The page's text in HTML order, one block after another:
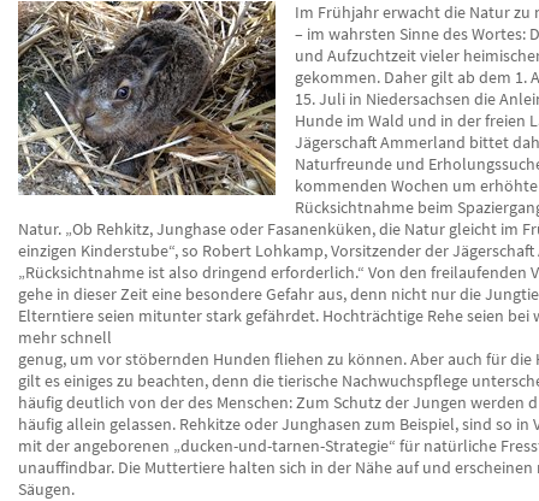
Im Frühjahr erwacht die Natur zu
– im wahrsten Sinne des Wortes:
und Aufzuchtzeit vieler
gekommen. Daher gilt ab dem 1.
15. Juli in Niedersachsen die
Hunde im Wald und in der freien
Jägerschaft Ammerland bittet
Naturfreunde und
kommenden Wochen um erhöhte
Rücksichtnahme beim
Natur. „Ob Rehkitz, Junghase oder Fasanenküken, die Natur gleicht im
einzigen Kinderstube“, so Robert Lohkamp, Vorsitzender der
„Rücksichtnahme ist also dringend erforderlich.“ Von den freilaufenden
gehe in dieser Zeit eine besondere Gefahr aus, denn nicht nur die
Elterntiere seien mitunter stark gefährdet. Hochträchtige Rehe seien bei
mehr schnell
genug, um vor stöbernden Hunden fliehen zu können. Aber auch für die
gilt es einiges zu beachten, denn die tierische Nachwuchspflege
häufig deutlich von der des Menschen: Zum Schutz der Jungen werden
häufig allein gelassen. Rehkitze oder Junghasen zum Beispiel, sind so in
mit der angeborenen „ducken-und-tarnen-Strategie“ für natürliche
unauffindbar. Die Muttertiere halten sich in der Nähe auf und erscheinen
Säugen.